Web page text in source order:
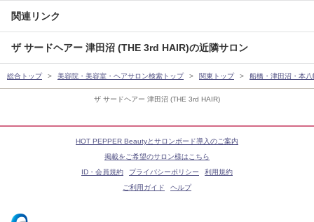
ザ サードヘアー 津田沼 (THE 3rd HAIR)
関連リンク
ザ サードヘアー 津田沼 (THE 3rd HAIR)の近隣サロン
総合トップ 美容院・美容室・ヘアサロン検索トップ 関東トップ 船橋・津田沼・本
HOT PEPPER Beautyとサロンボード導入のご案内
掲載をご希望のサロン様はこちら
ID・会員規約
プライバシーポリシー
利用規約
ご利用ガイド
ヘルプ